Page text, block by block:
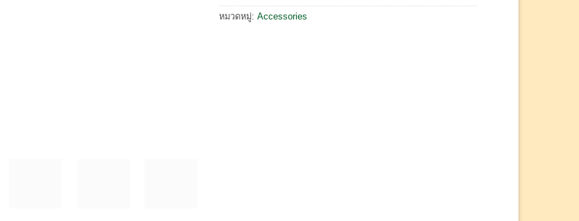
หมวดหมู่:Accessories